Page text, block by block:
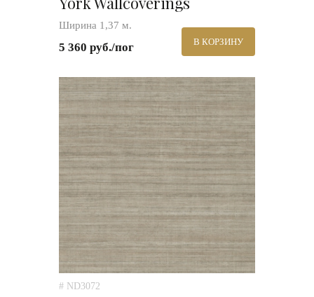
Ширина 1,37 м.
5 360 руб./пог В КОРЗИНУ
# ND3072